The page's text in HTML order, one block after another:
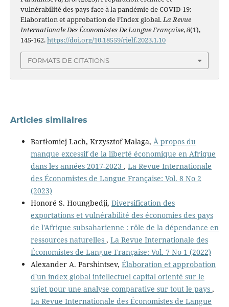
vulnérabilité des pays face à la pandémie de COVID-19:
Elaboration et approbation de l’Index global.La Revue
Internationale Des Économistes De Langue Française,8(1),
145-162.https://doi.org/10.18559/rielf.2023.1.10
FORMATS DE CITATIONS
Articles similaires
Bartłomiej Lach, Krzysztof Malaga, À propos du
manque excessif de la liberté économique en Afrique
dans les années 2017-2023 , La Revue Internationale
des Économistes de Langue Française: Vol. 8 No 2
(2023)
Honoré S. Houngbedji, Diversification des
exportations et vulnérabilité des économies des pays
de l'Afrique subsaharienne : rôle de la dépendance en
ressources naturelles , La Revue Internationale des
Économistes de Langue Française: Vol. 7 No 1 (2022)
Alexander A. Parshintsev, Élaboration et approbation
d'un index global intellectuel capital orienté sur le
sujet pour une analyse comparative sur tout le pays ,
La Revue Internationale des Économistes de Langue